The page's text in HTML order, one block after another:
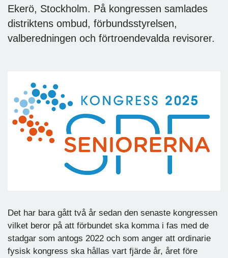
Ekerö, Stockholm. På kongressen samlades
distriktens ombud, förbundsstyrelsen,
valberedningen och förtroendevalda revisorer.
Det har bara gått två år sedan den senaste kongressen
vilket beror på att förbundet ska komma i fas med de
stadgar som antogs 2022 och som anger att ordinarie
fysisk kongress ska hållas vart fjärde år, året före